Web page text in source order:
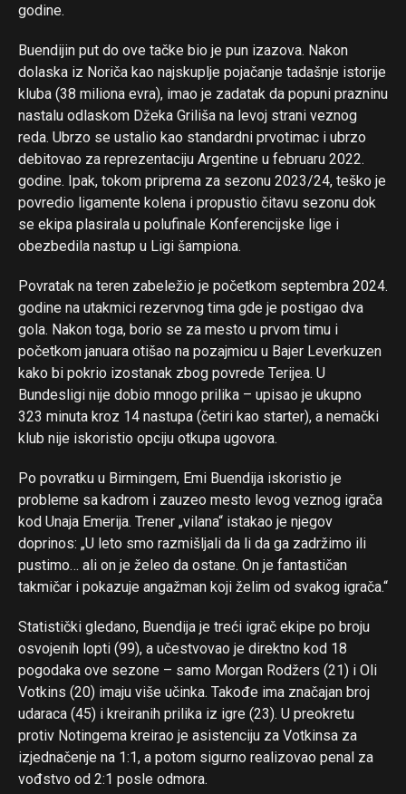
godine.
Buendijin put do ove tačke bio je pun izazova. Nakon
dolaska iz Noriča kao najskuplje pojačanje tadašnje istorije
kluba (38 miliona evra), imao je zadatak da popuni prazninu
nastalu odlaskom Džeka Griliša na levoj strani veznog
reda. Ubrzo se ustalio kao standardni prvotimac i ubrzo
debitovao za reprezentaciju Argentine u februaru 2022.
godine. Ipak, tokom priprema za sezonu 2023/24, teško je
povredio ligamente kolena i propustio čitavu sezonu dok
se ekipa plasirala u polufinale Konferencijske lige i
obezbedila nastup u Ligi šampiona.
Povratak na teren zabeležio je početkom septembra 2024.
godine na utakmici rezervnog tima gde je postigao dva
gola. Nakon toga, borio se za mesto u prvom timu i
početkom januara otišao na pozajmicu u Bajer Leverkuzen
kako bi pokrio izostanak zbog povrede Terijea. U
Bundesligi nije dobio mnogo prilika – upisao je ukupno
323 minuta kroz 14 nastupa (četiri kao starter), a nemački
klub nije iskoristio opciju otkupa ugovora.
Po povratku u Birmingem, Emi Buendija iskoristio je
probleme sa kadrom i zauzeo mesto levog veznog igrača
kod Unaja Emerija. Trener „vilana“ istakao je njegov
doprinos: „U leto smo razmišljali da li da ga zadržimo ili
pustimo… ali on je želeo da ostane. On je fantastičan
takmičar i pokazuje angažman koji želim od svakog igrača.“
Statistički gledano, Buendija je treći igrač ekipe po broju
osvojenih lopti (99), a učestvovao je direktno kod 18
pogodaka ove sezone – samo Morgan Rodžers (21) i Oli
Votkins (20) imaju više učinka. Takođe ima značajan broj
udaraca (45) i kreiranih prilika iz igre (23). U preokretu
protiv Notingema kreirao je asistenciju za Votkinsa za
izjednačenje na 1:1, a potom sigurno realizovao penal za
vođstvo od 2:1 posle odmora.